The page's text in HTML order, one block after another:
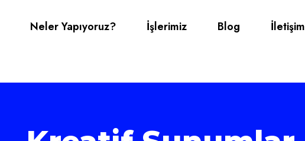
Neler Yapıyoruz? İşlerimiz Blog İletişim